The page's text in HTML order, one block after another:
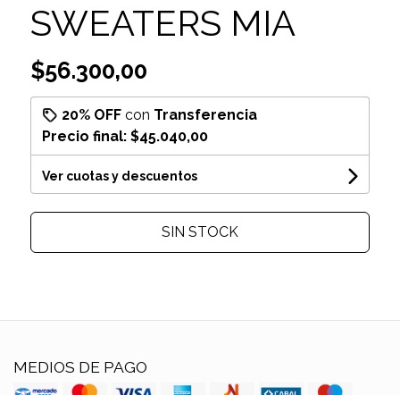
SWEATERS MIA
$56.300,00
20% OFFcon Transferencia
Precio final: $45.040,00
Ver cuotas y descuentos
SIN STOCK
MEDIOS DE PAGO